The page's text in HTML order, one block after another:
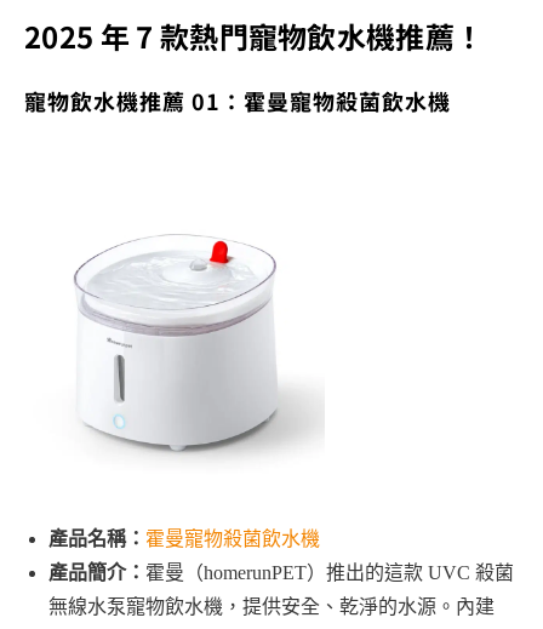
2025 年 7 款熱門寵物飲水機推薦！
寵物飲水機推薦 01：霍曼寵物殺菌飲水機
產品名稱： 霍曼寵物殺菌飲水機
產品簡介： 霍曼（homerunPET）推出的這款 UVC 殺菌
無線水泵寵物飲水機，提供安全、乾淨的水源。內建